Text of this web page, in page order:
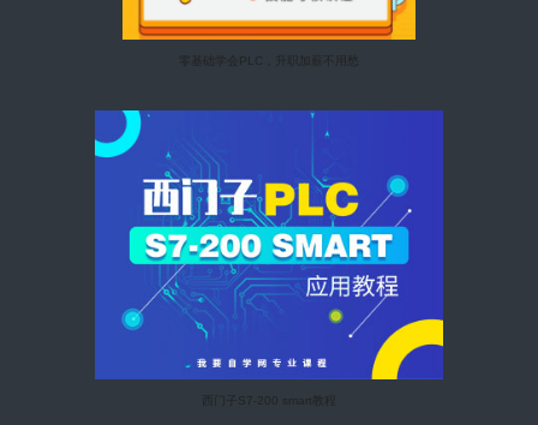
零基础学会PLC，升职加薪不用愁
西门子S7-200 smart教程